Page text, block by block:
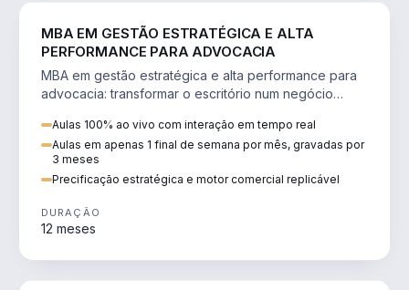
MBA EM GESTÃO ESTRATÉGICA E ALTA
PERFORMANCE PARA ADVOCACIA
MBA em gestão estratégica e alta performance para
advocacia: transformar o escritório num negócio
Aulas 100% ao vivo com interação em tempo real
Aulas em apenas 1 final de semana por mês, gravadas por
3 meses
Precificação estratégica e motor comercial replicável
DURAÇÃO
12 meses